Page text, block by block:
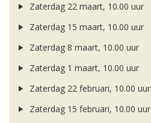
Zaterdag 22 maart, 10.00 uur
Zaterdag 15 maart, 10.00 uur
Zaterdag 8 maart, 10.00 uur
Zaterdag 1 maart, 10.00 uur
Zaterdag 22 februari, 10.00 uur
Zaterdag 15 februari, 10.00 uur